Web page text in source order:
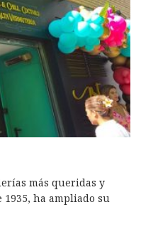
más queridas y
1935, ha ampliado su